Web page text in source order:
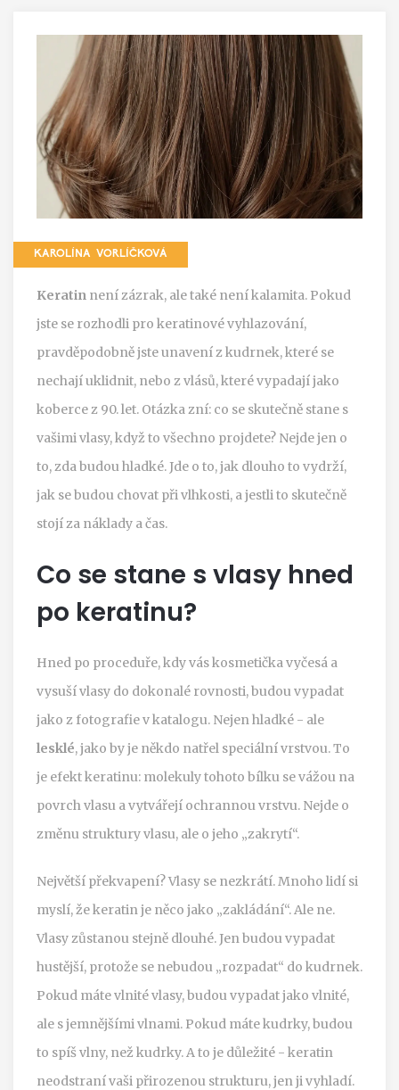
KAROLÍNA VORLÍČKOVÁ
Keratin není zázrak, ale také není kalamita. Pokud
jste se rozhodli pro keratinové vyhlazování,
pravděpodobně jste unavení z kudrnek, které se
nechají uklidnit, nebo z vlásů, které vypadají jako
koberce z 90. let. Otázka zní: co se skutečně stane s
vašimi vlasy, když to všechno projdete? Nejde jen o
to, zda budou hladké. Jde o to, jak dlouho to vydrží,
jak se budou chovat při vlhkosti, a jestli to skutečně
stojí za náklady a čas.
Co se stane s vlasy hned
po keratinu?
Hned po proceduře, kdy vás kosmetička vyčesá a
vysuší vlasy do dokonalé rovnosti, budou vypadat
jako z fotografie v katalogu. Nejen hladké - ale
lesklé, jako by je někdo natřel speciální vrstvou. To
je efekt keratinu: molekuly tohoto bílku se vážou na
povrch vlasu a vytvářejí ochrannou vrstvu. Nejde o
změnu struktury vlasu, ale o jeho „zakrytí“.
Největší překvapení? Vlasy se nezkrátí. Mnoho lidí si
myslí, že keratin je něco jako „zakládání“. Ale ne.
Vlasy zůstanou stejně dlouhé. Jen budou vypadat
hustější, protože se nebudou „rozpadat“ do kudrnek.
Pokud máte vlnité vlasy, budou vypadat jako vlnité,
ale s jemnějšími vlnami. Pokud máte kudrky, budou
to spíš vlny, než kudrky. A to je důležité - keratin
neodstraní vaši přirozenou strukturu, jen ji vyhladí.